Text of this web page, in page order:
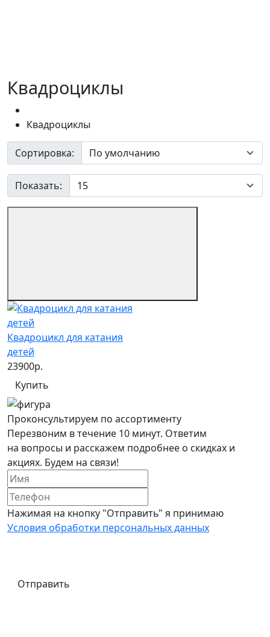
Квадроциклы
Квадроциклы
Сортировка:
Показать:
Квадроцикл для катания
детей
23900р.
Купить
Проконсультируем по ассортименту
Перезвоним в течение 10 минут. Ответим
на вопросы и расскажем подробнее о скидках и
акциях. Будем на связи!
Нажимая на кнопку "Отправить" я принимаю
Условия обработки персональных данных
Отправить